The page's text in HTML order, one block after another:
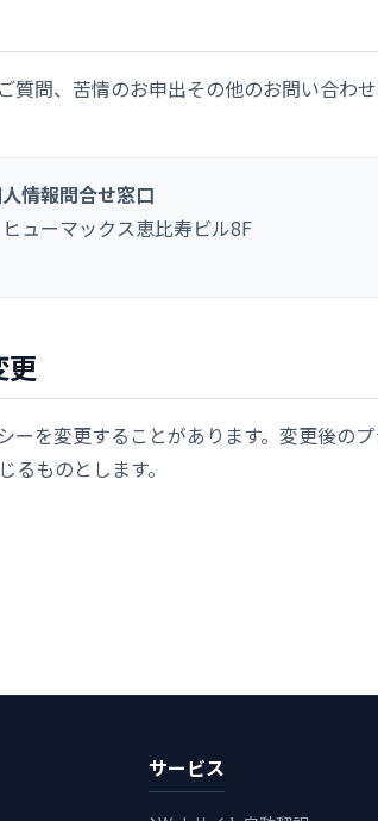
質問、苦情のお申出その他のお問い合わ
情報問合せ窓口
ューマックス恵比寿ビル8F
更
ーを変更することがあります。変更後の
ものとします。
サービス